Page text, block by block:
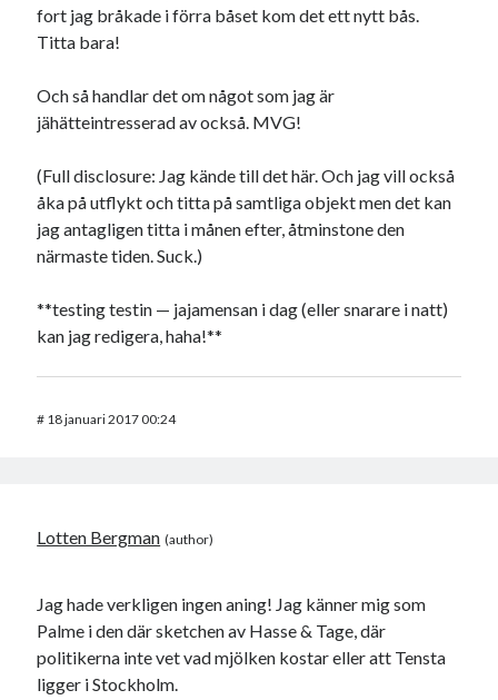
fort jag bråkade i förra båset kom det ett nytt bås.
Titta bara!
Och så handlar det om något som jag är
jähätteintresserad av också. MVG!
(Full disclosure: Jag kände till det här. Och jag vill också
åka på utflykt och titta på samtliga objekt men det kan
jag antagligen titta i månen efter, åtminstone den
närmaste tiden. Suck.)
**testing testin — jajamensan i dag (eller snarare i natt)
kan jag redigera, haha!**
# 18 januari 2017 00:24
Lotten Bergman
Jag hade verkligen ingen aning! Jag känner mig som
Palme i den där sketchen av Hasse & Tage, där
politikerna inte vet vad mjölken kostar eller att Tensta
ligger i Stockholm.